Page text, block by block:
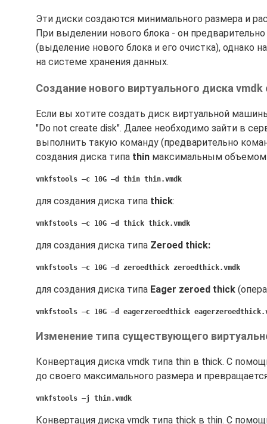
Эти диски создаются минимального размера и
При выделении нового блока - он
(выделение нового блока и его очистка), однако
на системе хранения данных.
Создание нового виртуального диска
Если вы хотите создать диск виртуальной
"Do not create disk". Далее необходимо зайти в
выполнить такую команду (предварительно
создания диска типа thin максимальным объемом
vmkfstools –c 10G –d thin thin.vmdk
для создания диска типа thick:
vmkfstools –c 10G –d thick thick.vmdk
для создания диска типа Zeroed thick:
vmkfstools –c 10G –d zeroedthick zeroedthick.vmdk
для создания диска типа Eager zeroed thick
vmkfstools –c 10G –d eagerzeroedthick
Изменение типа существующего
Конвертация диска vmdk типа thin в thick. С
до своего максимального размера и
vmkfstools –j thin.vmdk
Конвертация диска vmdk типа thick в thin. С